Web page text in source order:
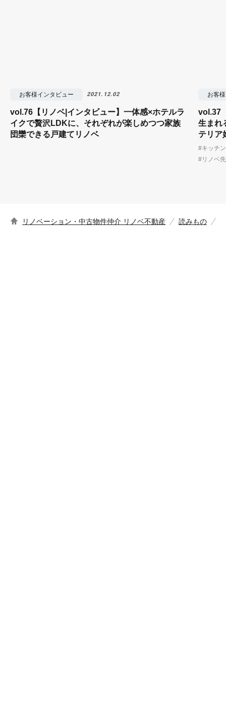
お客様インタビュー 2021.12.02
vol.76【リノベ|インタビュー】一体感×ホテルラ
イクで贅沢LDKに、それぞれが楽しめつつ家族
団欒できる戸建てリノベ
お客
vol.37
生まれ
テリア
#キッチン
#リノベ
リノベーション・中古物件仲介 リノベ不動産 読みもの